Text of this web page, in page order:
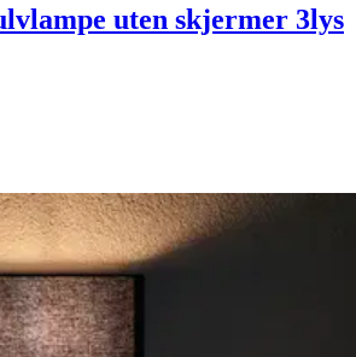
uten skjermer 3lys